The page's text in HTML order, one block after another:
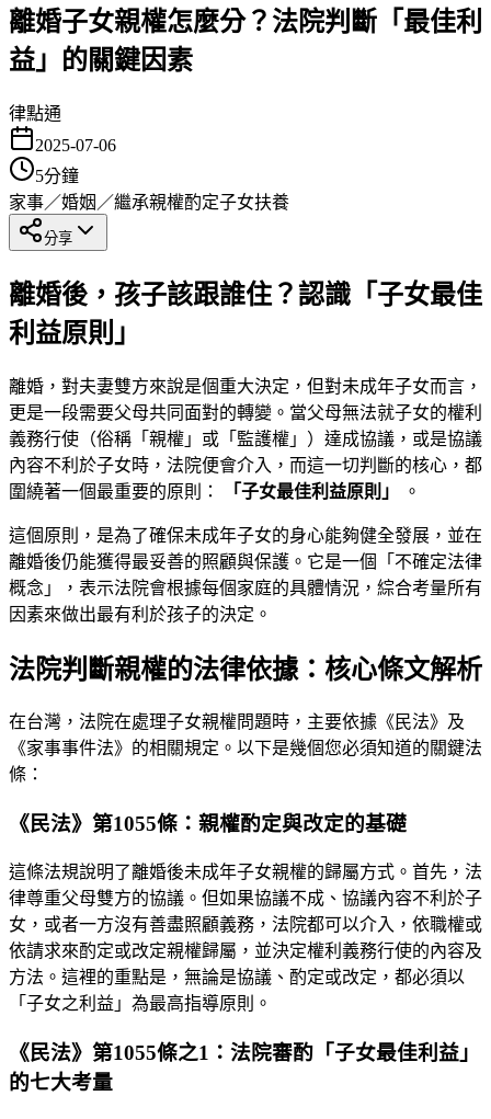
離婚子女親權怎麼分？法院判斷「最佳利
益」的關鍵因素
律點通
2025-07-06
5分鐘
家事／婚姻／繼承親權酌定子女扶養
分享
離婚後，孩子該跟誰住？認識「子女最佳
利益原則」
離婚，對夫妻雙方來說是個重大決定，但對未成年子女而言，
更是一段需要父母共同面對的轉變。當父母無法就子女的權利
義務行使（俗稱「親權」或「監護權」）達成協議，或是協議
內容不利於子女時，法院便會介入，而這一切判斷的核心，都
圍繞著一個最重要的原則：
「子女最佳利益原則」 。
這個原則，是為了確保未成年子女的身心能夠健全發展，並在
離婚後仍能獲得最妥善的照顧與保護。它是一個「不確定法律
概念」，表示法院會根據每個家庭的具體情況，綜合考量所有
因素來做出最有利於孩子的決定。
法院判斷親權的法律依據：核心條文解析
在台灣，法院在處理子女親權問題時，主要依據《民法》及
《家事事件法》的相關規定。以下是幾個您必須知道的關鍵法
條：
《民法》第1055條：親權酌定與改定的基礎
這條法規說明了離婚後未成年子女親權的歸屬方式。首先，法
律尊重父母雙方的協議。但如果協議不成、協議內容不利於子
女，或者一方沒有善盡照顧義務，法院都可以介入，依職權或
依請求來酌定或改定親權歸屬，並決定權利義務行使的內容及
方法。這裡的重點是，無論是協議、酌定或改定，都必須以
「子女之利益」為最高指導原則。
《民法》第1055條之1：法院審酌「子女最佳利益」
的七大考量